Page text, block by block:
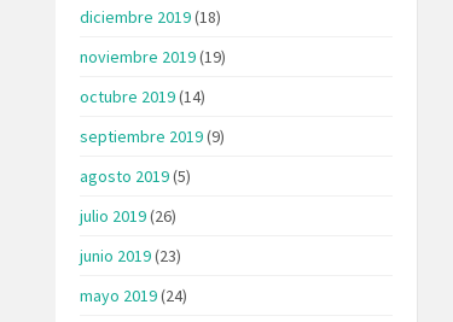
diciembre 2019(18)
noviembre 2019(19)
octubre 2019(14)
septiembre 2019(9)
agosto 2019(5)
julio 2019(26)
junio 2019(23)
mayo 2019(24)